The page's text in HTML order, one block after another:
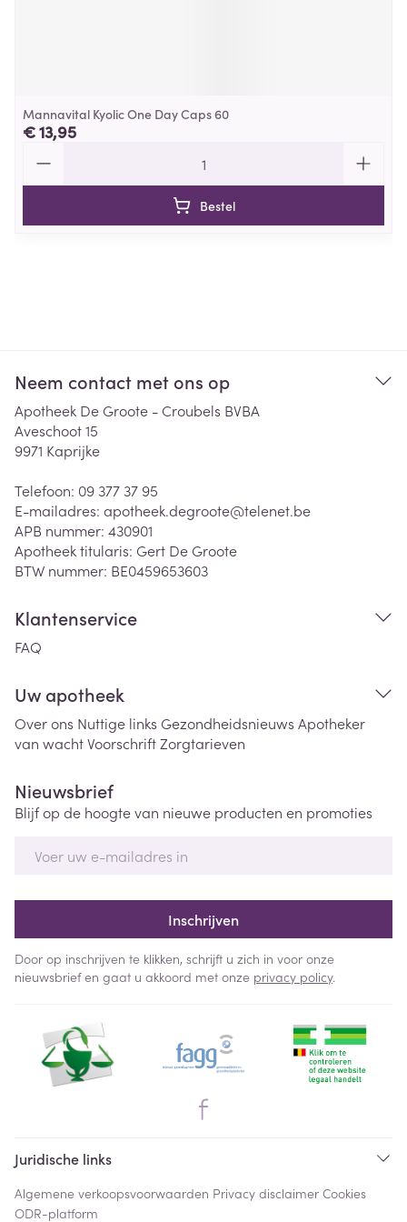
Mannavital Kyolic One Day Caps 60
€ 13,95
Bestel
Neem contact met ons op
Apotheek De Groote - Croubels BVBA
Aveschoot 15
9971 Kaprijke
Telefoon: 09 377 37 95
E-mailadres: apotheek.degroote@telenet.be
APB nummer: 430901
Apotheek titularis: Gert De Groote
BTW nummer: BE0459653603
Klantenservice
FAQ
Uw apotheek
Over ons Nuttige links Gezondheidsnieuws Apotheker
van wachtVoorschriftZorgtarieven
Nieuwsbrief
Blijf op de hoogte van nieuwe producten en promoties
Inschrijven
Door op inschrijven te klikken, schrijft u zich in voor onze
nieuwsbrief en gaat u akkoord met onze privacy policy.
Juridische links
Algemene verkoopsvoorwaarden Privacy disclaimer Cookies
ODR-platform